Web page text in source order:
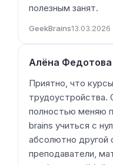
полезным занят.
GeekBrains13.03.2026
Алёна Федотова
Приятно, что
трудоустройства.
полностью меняю
brains учиться с
абсолютно другой
преподаватели,